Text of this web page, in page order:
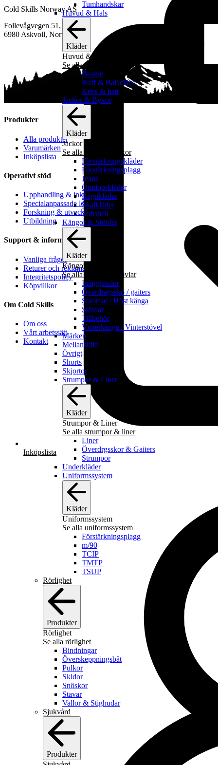
Tumhandskar
Huvud & Hals
Kläder
Huvud & Hals
Se alla huvud & hals
Beanie
Buff & Balaclava
Keps & hatt
Jackor & Byxor
Kläder
Jackor & Byxor
Se alla jackor & byxor
Förstärkningskläder
Förstärkningsplagg
Jeans
Outdoorkläder
Regnkläder
Skalkläder
Softshell
Kängor & Stövlar
Kläder
Kängor & Stövlar
Se alla kängor & stövlar
Inläggssulor
Överdragssko / gaiters
Sommar / Höst känga
Stövlar
Tillbehör
Vinterkänga / Vinterstövel
Märken
Mellanskikt
Övrigt
Shorts
Skjortor
Strumpor & Liner
Kläder
Strumpor & Liner
Se alla strumpor & liner
Liner
Överdrgsskor & Gaiters
Strumpor
Underkläder
Uniformssystem
Kläder
Uniformssystem
Se alla uniformssystem
Förstärkningsplagg
m/90
TCIP
TMTP
TSUP
Rörlighet
Produkter
Rörlighet
Se alla rörlighet
Bindningar
Överskeppningsbåt
Pulkor
Skidor
Snöskor
Stavar
Vallor & Stighudar
Sjukvård
Produkter
Inköpslista
Cold Skills Norway AS
Follevågvegen 51,
6980 Askvoll, Norway
Produkter
Alla produkter
Varumärken
Inköpslista
Operativt stöd
Upphandling & inköpsstöd
Specialanpassade lösningar
Forskning & utveckling
Utbildning
Support & information
Vanliga frågor
Returer och reklamationer
Integritetspolicy
Köpvillkor
Om Cold Skills
Om oss
Vårt arbetssätt
Kontakt